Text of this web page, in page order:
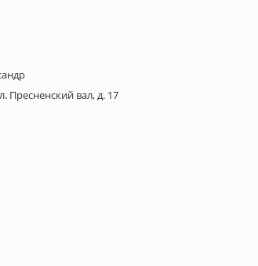
Пресненский вал, д. 17